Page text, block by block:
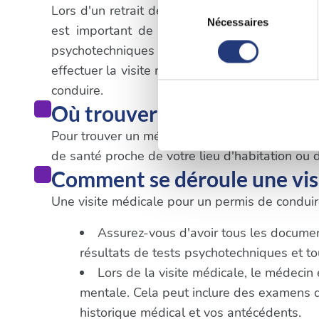
Si vous le permettez, nous
Collecter des
Identifier votre
digitales).
Les cookies nous
sociaux et d'analyser notre
partenaires de médias
consentement
Nécessaires
Lors d'un retrait de permis de conduire qui
est important de suivre les procédures
psychotechniques dans un centre agréé.
effectuer la visite médicale obligatoire. Il est
conduire.
Où trouver un médecin à
Pour trouver un médecin agréé pour le
de santé proche de votre lieu d'habitation ou
Comment se déroule une
Une visite médicale pour un permis de
Assurez-vous d'avoir tous les
résultats de tests psychotechniques et
Lors de la visite médicale, le
mentale. Cela peut inclure des
historique médical et vos antécédents.